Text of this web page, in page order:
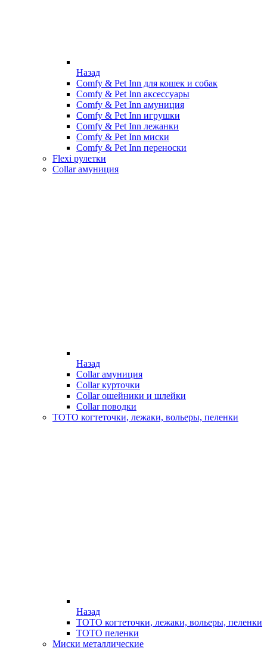
Назад
Comfy & Pet Inn для кошек и собак
Comfy & Pet Inn аксессуары
Comfy & Pet Inn амуниция
Comfy & Pet Inn игрушки
Comfy & Pet Inn лежанки
Comfy & Pet Inn миски
Comfy & Pet Inn переноски
Flexi рулетки
Collar амуниция
Назад
Collar амуниция
Collar курточки
Collar ошейники и шлейки
Collar поводки
ТОТО когтеточки, лежаки, вольеры, пеленки
Назад
ТОТО когтеточки, лежаки, вольеры, пеленки
ТОТО пеленки
Миски металлические